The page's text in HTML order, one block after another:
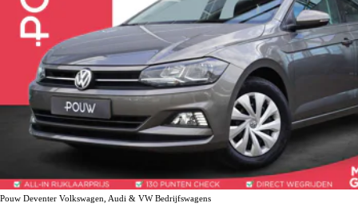
Pouw Deventer Volkswagen, Audi & VW Bedrijfswagens